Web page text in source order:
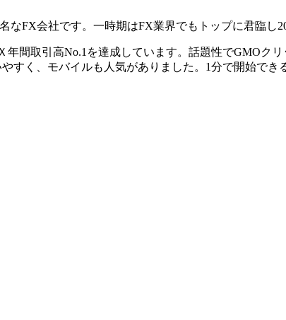
FX会社です。一時期はFX業界でもトップに君臨し
年間取引高No.1を達成しています。話題性でGMOク
すく、モバイルも人気がありました。1分で開始で